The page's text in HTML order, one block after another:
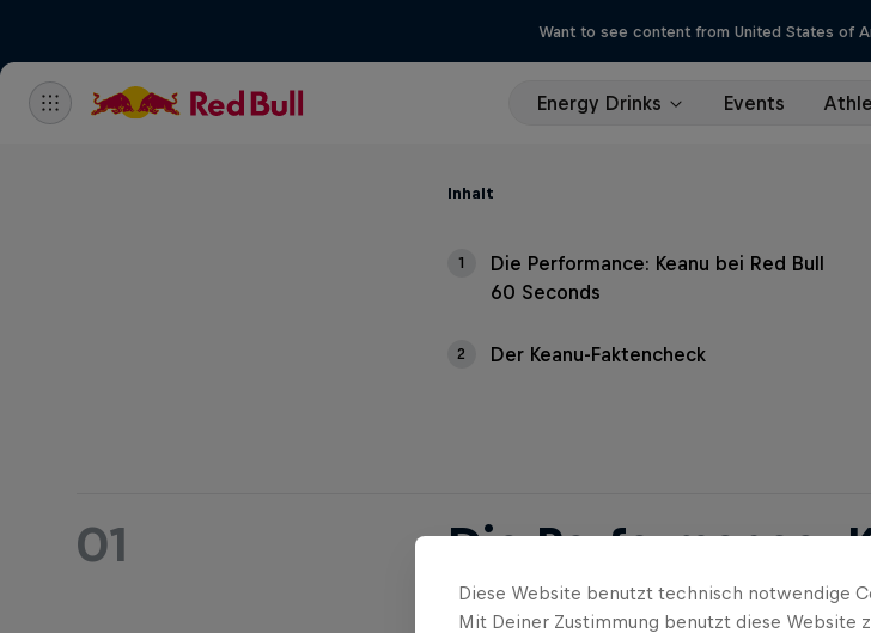
Want to see content from United States of
Energy Drinks Events
Inhalt
1
Die Performance: Keanu bei Red Bull
60 Seconds
2 Der Keanu-Faktencheck
01
Die Performance:
Seconds
Diese Website benutzt technisch notwendige
Mit Deiner Zustimmung benutzt diese Website